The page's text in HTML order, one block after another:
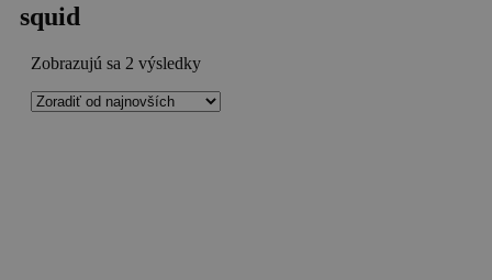
squid
Zobrazujú sa 2 výsledkyZoradené
najnovších